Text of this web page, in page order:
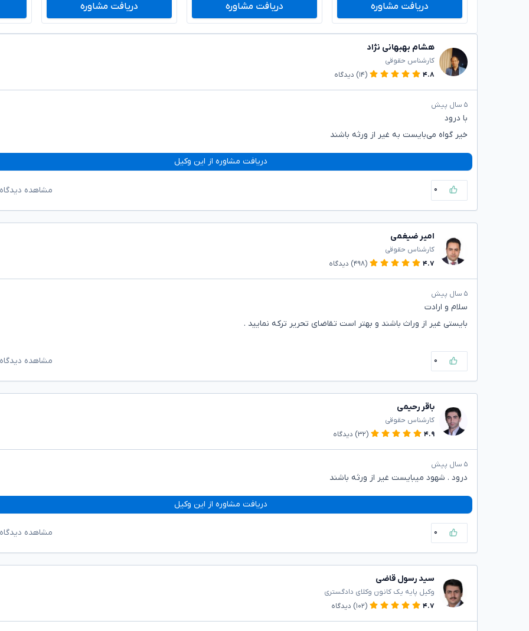
دریافت مشاوره دریافت مشاوره دریافت مشاوره
هشام بهبهانی نژاد
کارشناس حقوقی
۴.۸
(۱۴) دیدگاه
۵ سال پیش
با درود
خیر گواه می‌بایست به غیر از ورثه باشند
دریافت مشاوره از این وکیل
۰ مشاهده
امیر ضیغمی
کارشناس حقوقی
۴.۷
(۴۹۸) دیدگاه
۵ سال پیش
سلام و ارادت
بایستی غیر از وراث باشند و بهتر است تقاضای تحریر ترکه نمایید .
۰ مشاهده
باقر رحیمی
کارشناس حقوقی
۴.۹
(۳۲) دیدگاه
۵ سال پیش
درود . شهود میبایست غیر از ورثه باشند
دریافت مشاوره از این وکیل
۰ مشاهده
سید رسول قاضی
وکیل پایه یک کانون وکلای دادگستری
۴.۷
(۱۰۲) دیدگاه